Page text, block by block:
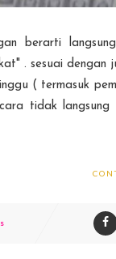
berarti
. sesuai
( termasuk
tidak